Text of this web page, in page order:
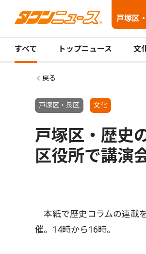
戸塚区
すべて トップニュース 文
戻る
戸塚区・泉区 文化
戸塚区・歴史
区役所で講演
本紙で歴史コラムの連載
催。14時から16時。